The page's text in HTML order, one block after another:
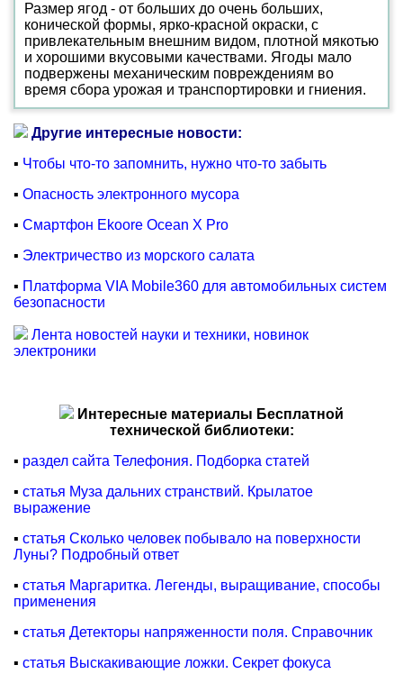
Размер ягод - от больших до очень больших,
конической формы, ярко-красной окраски, с
привлекательным внешним видом, плотной мякотью
и хорошими вкусовыми качествами. Ягоды мало
подвержены механическим повреждениям во
время сбора урожая и транспортировки и гниения.
Другие интересные новости:
▪ Чтобы что-то запомнить, нужно что-то забыть
▪ Опасность электронного мусора
▪ Смартфон Ekoore Ocean X Pro
▪ Электричество из морского салата
▪ Платформа VIA Mobile360 для автомобильных систем
безопасности
Лента новостей науки и техники, новинок
электроники
Интересные материалы Бесплатной
технической библиотеки:
▪ раздел сайта Телефония. Подборка статей
▪ статья Муза дальних странствий. Крылатое
выражение
▪ статья Сколько человек побывало на поверхности
Луны? Подробный ответ
▪ статья Маргаритка. Легенды, выращивание, способы
применения
▪ статья Детекторы напряженности поля. Справочник
▪ статья Выскакивающие ложки. Секрет фокуса